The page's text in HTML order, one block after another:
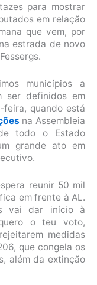
para mostrar
em relação
que vem, por
estrada de novo
municípios a
ser definidos em
feira, quando está
na Assembleia
todo o Estado
grande ato em
reunir 50 mil
em frente à AL.
vai dar início à
o teu voto,
medidas
que congela os
além da extinção